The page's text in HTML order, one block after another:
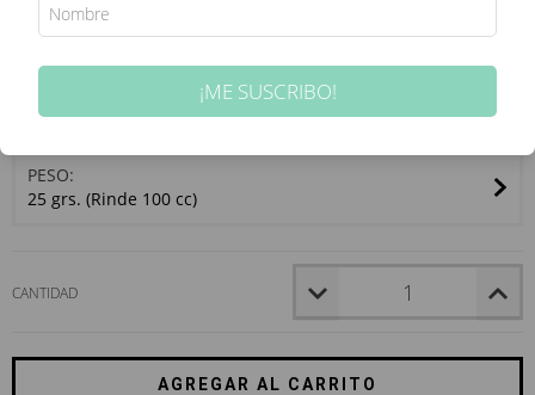
PESO:
25 grs. (Rinde 100 cc)
CANTIDAD
¡ME SUSCRIBO!